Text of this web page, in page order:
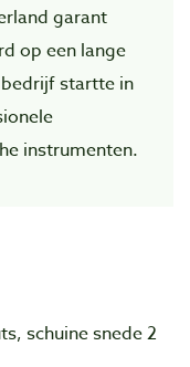
garant
op een lange
startte in
instrumenten.
schuine snede 2